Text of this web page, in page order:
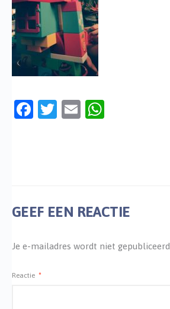
Facebook
Twitter
Email
GEEF EEN REACTIE
Je e-mailadres wordt niet gepubliceerd.
Reactie *